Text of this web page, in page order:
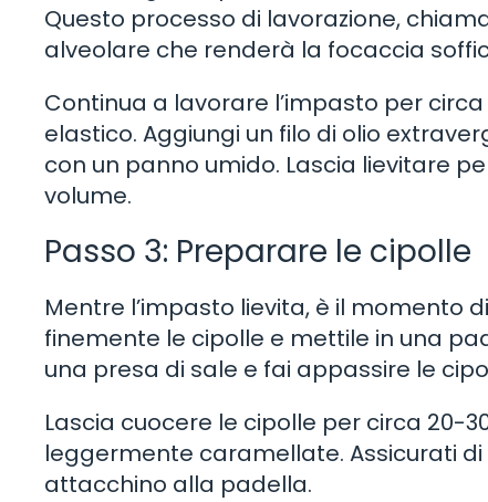
Questo processo di lavorazione,
alveolare che renderà la focaccia
Continua a lavorare l’impasto per
elastico. Aggiungi un filo di olio
con un panno umido. Lascia lievitare
volume.
Passo 3: Preparare le cipolle
Mentre l’impasto lievita, è il momento
finemente le cipolle e mettile in una
una presa di sale e fai appassire le
Lascia cuocere le cipolle per circa 20-
leggermente caramellate. Assicurati
attacchino alla padella.